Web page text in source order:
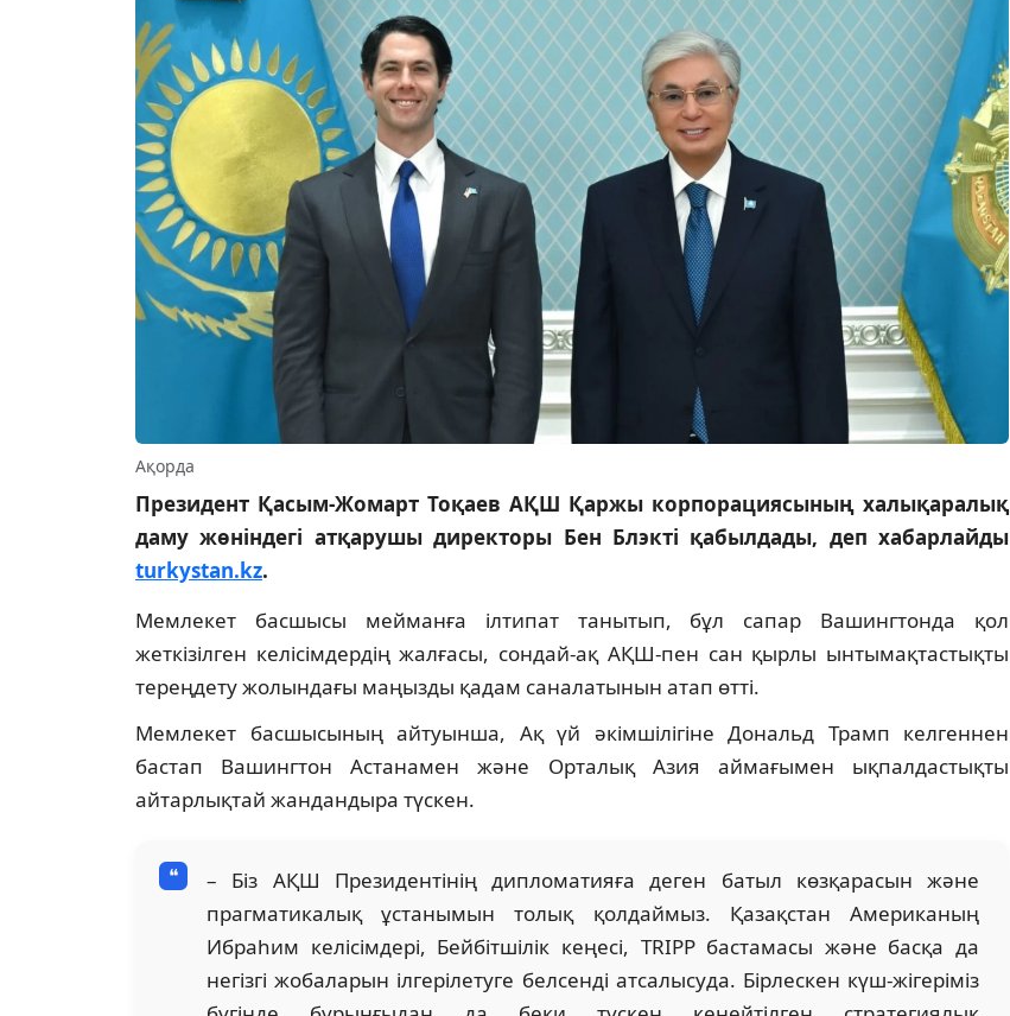
Ақорда
Президент Қасым-Жомарт Тоқаев АҚШ Қаржы корпорациясының халықаралық
даму жөніндегі атқарушы директоры Бен Блэкті қабылдады, деп хабарлайды
turkystan.kz.
Мемлекет басшысы мейманға ілтипат танытып, бұл сапар Вашингтонда қол
жеткізілген келісімдердің жалғасы, сондай-ақ АҚШ-пен сан қырлы ынтымақтастықты
тереңдету жолындағы маңызды қадам саналатынын атап өтті.
Мемлекет басшысының айтуынша, Ақ үй әкімшілігіне Дональд Трамп келгеннен
бастап Вашингтон Астанамен және Орталық Азия аймағымен ықпалдастықты
айтарлықтай жандандыра түскен.
– Біз АҚШ Президентінің дипломатияға деген батыл көзқарасын және
прагматикалық ұстанымын толық қолдаймыз. Қазақстан Американың
Ибраһим келісімдері, Бейбітшілік кеңесі, TRIPP бастамасы және басқа да
негізгі жобаларын ілгерілетуге белсенді атсалысуда. Бірлескен күш-жігеріміз